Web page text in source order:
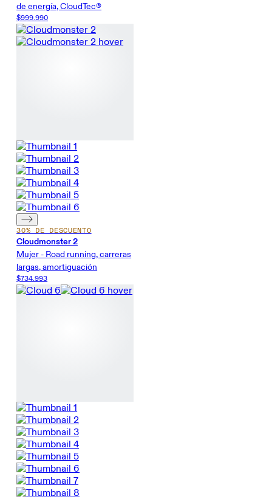
de energía, CloudTec®
$999.990
30% DE DESCUENTO
Cloudmonster 2
Mujer - Road running, carreras
largas, amortiguación
$734.993